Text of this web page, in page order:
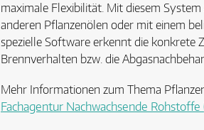
maximale Flexibilität. Mit diesem
anderen Pflanzenölen oder mit einem
spezielle Software erkennt die konkrete
Brennverhalten bzw. die
Mehr Informationen zum Thema
Fachagentur Nachwachsende Rohstoffe